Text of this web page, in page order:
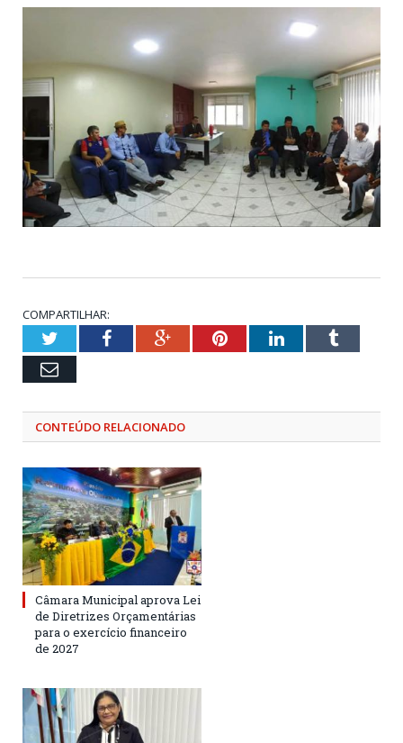
COMPARTILHAR:
TwitterFacebookGoogle+PinterestLinkedInTumblr
Email
CONTEÚDO RELACIONADO
Câmara Municipal aprova Lei
de Diretrizes Orçamentárias
para o exercício financeiro
de 2027